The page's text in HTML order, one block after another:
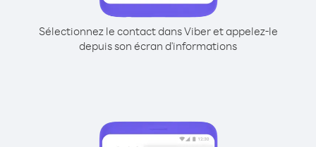
Sélectionnez le contact dans Viber et appelez-le
depuis son écran d'informations